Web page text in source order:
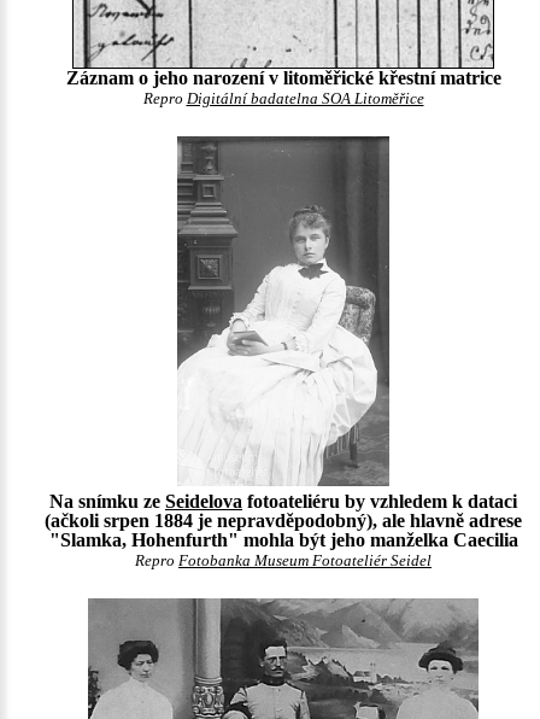
Záznam o jeho narození v litoměřické křestní matrice
Repro Digitální badatelna SOA Litoměřice
Na snímku ze Seidelova fotoateliéru by vzhledem k dataci
(ačkoli srpen 1884 je nepravděpodobný), ale hlavně adrese
"Slamka, Hohenfurth" mohla být jeho manželka Caecilia
Repro Fotobanka Museum Fotoateliér Seidel